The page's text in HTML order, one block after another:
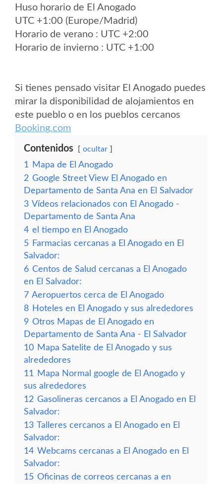
Huso horario de El Anogado
UTC +1:00 (Europe/Madrid)
Horario de verano : UTC +2:00
Horario de invierno : UTC +1:00
Si tienes pensado visitar El Anogado puedes
mirar la disponibilidad de alojamientos en
este pueblo o en los pueblos cercanos
Booking.com
Contenidos ocultar
1
Mapa de El Anogado
2 Google Street View El Anogado en
Departamento de Santa Ana en El Salvador
3 Vídeos relacionados con El Anogado -
Departamento de Santa Ana
4 el tiempo en El Anogado
5 Farmacias cercanas a El Anogado en El
Salvador:
6 Centos de Salud cercanas a El Anogado
en El Salvador:
7 Aeropuertos cerca de El Anogado
8 Hoteles en El Anogado y sus alrededores
9 Otros Mapas de El Anogado en
Departamento de Santa Ana - El Salvador
10 Mapa Satelite de El Anogado y sus
alrededores
11
Mapa Normal google de El Anogado y
sus alrededores
12 Gasolineras cercanos a El Anogado en El
Salvador:
13 Talleres cercanos a El Anogado en El
Salvador:
14 Webcams cercanas a El Anogado en El
Salvador:
15 Oficinas de correos cercanas a en